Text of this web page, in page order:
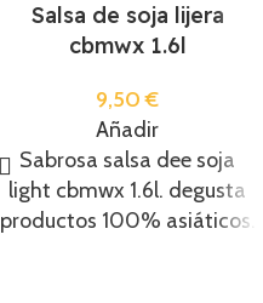
Salsa de soja lijera
cbmwx 1.6l
9,50€
Añadir
Sabrosa salsa dee soja
light cbmwx 1.6l. degusta
productos 100% asiáticos.